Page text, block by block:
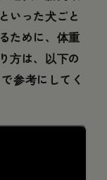
いった犬ごと
ために、体重
方は、以下の
参考にしてく